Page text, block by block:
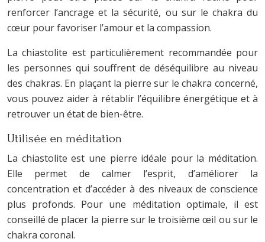
renforcer l’ancrage et la sécurité, ou sur le chakra du
cœur pour favoriser l’amour et la compassion.
La chiastolite est particulièrement recommandée pour
les personnes qui souffrent de déséquilibre au niveau
des chakras. En plaçant la pierre sur le chakra concerné,
vous pouvez aider à rétablir l’équilibre énergétique et à
retrouver un état de bien-être.
Utilisée en méditation
La chiastolite est une pierre idéale pour la méditation.
Elle permet de calmer l’esprit, d’améliorer la
concentration et d’accéder à des niveaux de conscience
plus profonds. Pour une méditation optimale, il est
conseillé de placer la pierre sur le troisième œil ou sur le
chakra coronal.